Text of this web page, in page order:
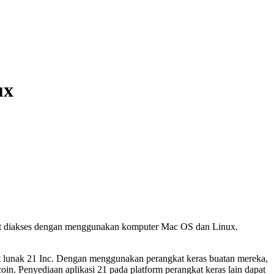
dengan menggunakan komputer Mac OS dan Linux.
21 Inc. Dengan menggunakan perangkat keras buatan mereka,
Penyediaan aplikasi 21 pada platform perangkat keras lain dapat